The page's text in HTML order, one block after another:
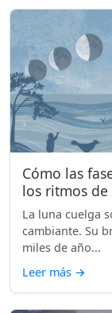
Cómo las
los ritmos de
La luna cuelga
cambiante. Su
miles de año...
Leer más →